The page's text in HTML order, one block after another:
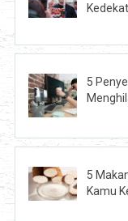
5
5
Kamu